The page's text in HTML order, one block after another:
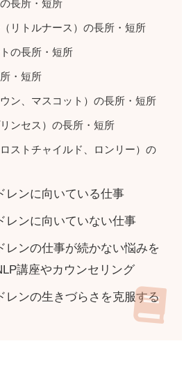
長所・短所
リトルナース）の長所・短所
の長所・短所
・短所
ン、マスコット）の長所・短所
ンセス）の長所・短所
ストチャイルド、ロンリー）の
レンに向いている仕事
レンに向いていない仕事
レンの仕事が続かない悩みを
講座やカウンセリング
レンの生きづらさを克服する